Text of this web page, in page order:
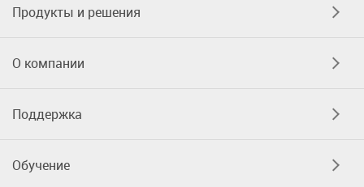
Продукты и решения
О компании
Поддержка
Обучение